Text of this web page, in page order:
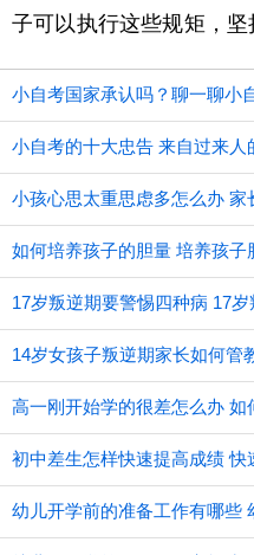
子可以执行这些规矩，坚
小自考国家承认吗？聊一聊小
小自考的十大忠告 来自过来人
小孩心思太重思虑多怎么办 家
如何培养孩子的胆量 培养孩子
17岁叛逆期要警惕四种病 17
14岁女孩子叛逆期家长如何管
高一刚开始学的很差怎么办 如
初中差生怎样快速提高成绩 快
幼儿开学前的准备工作有哪些